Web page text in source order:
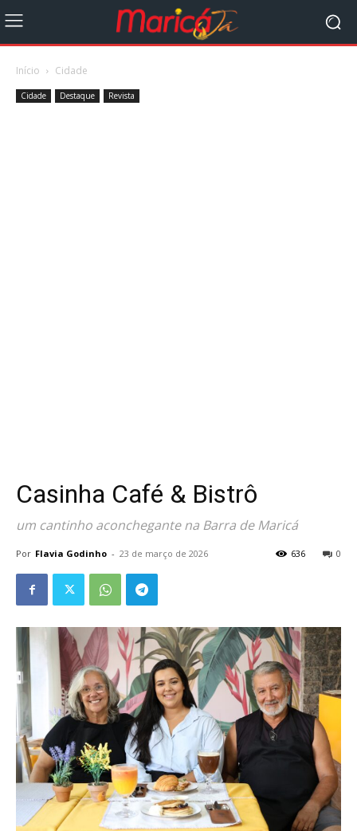
Início Cidade
Cidade Destaque Revista
Casinha Café & Bistrô
um cantinho aconchegante na Barra de Maricá
Por Flavia Godinho - 23 de março de 2026 0
636